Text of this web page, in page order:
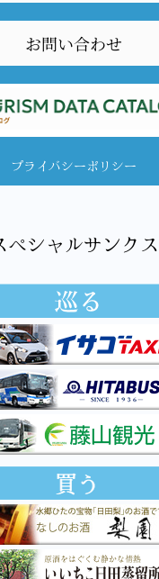
お問い合わせ
プライバシーポリシー
ペシャルサンクス